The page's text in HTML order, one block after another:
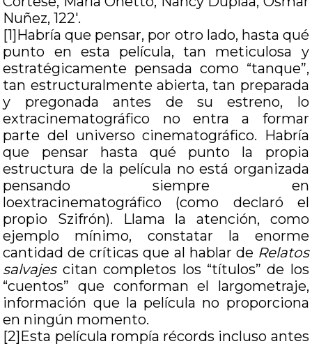
Nuñez, 122′.
[1]Habría que pensar, por otro lado, hasta qué
punto en esta película, tan meticulosa y
estratégicamente pensada como “tanque”,
tan estructuralmente abierta, tan preparada
y pregonada antes de su estreno, lo
extracinematográfico no entra a formar
parte del universo cinematográfico. Habría
que pensar hasta qué punto la propia
estructura de la película no está organizada
pensando siempre en
loextracinematográfico (como declaró el
propio Szifrón). Llama la atención, como
ejemplo mínimo, constatar la enorme
cantidad de críticas que al hablar de Relatos
salvajescitan completos los “títulos” de los
“cuentos” que conforman el largometraje,
información que la película no proporciona
en ningún momento.
[2]Esta película rompía récords incluso antes